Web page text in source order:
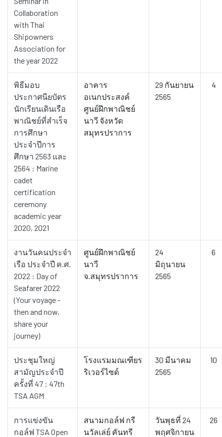
Collaboration
with Thai
Shipowners
Association for
the year 2022
พิธีมอบ
ประกาศนียบัตร
นักเรียนเดินเรือ
พาณิชย์ที่สำเร็จ
การศึกษา
ประจำปีการ
ศึกษา 2563 และ
2564 : Marine
cadet
certification
ceremony
academic year
2020, 2021
อาคาร
อเนกประสงค์
ศูนย์ฝึกพาณิชย์
นาวี จังหวัด
สมุทรปราการ
29 กันยายน
2565
4
งานวันคนประจำ
เรือ ประจำปี ค.ศ.
2022 : Day of
Seafarer 2022
(Your voyage -
then and now,
share your
journey)
ศูนย์ฝึกพาณิชย์
นาวี
จ.สมุทรปราการ
24
มิถุนายน
2565
6
ประชุมใหญ่
สามัญประจำปี
ครั้งที่ 47 : 47th
TSA AGM
โรงแรมมณเฑียร
ริเวอร์ไซด์
30 มีนาคม
2565
10
การแข่งขัน
กอล์ฟ TSA Open
สนามกอล์ฟ กรี
นวัลเล่ย์ คันทรี
วันพุธที่ 24
พฤศจิกายน
26